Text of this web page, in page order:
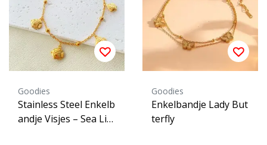
Goodies
Stainless Steel Enkelb
andje Visjes – Sea Life
Goodies
Enkelbandje Lady But
terfly